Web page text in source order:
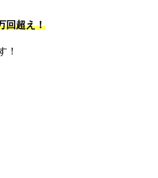
回超え！
！